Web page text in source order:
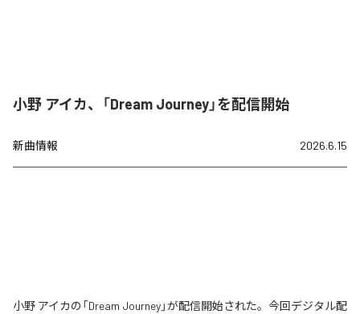
小野 アイカ、「Dream Journey」を配信開始
新曲情報 2026.6.15
小野 アイカの「Dream Journey」が配信開始された。今回デジタル配